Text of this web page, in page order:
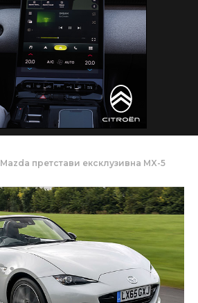
Mazda претстави ексклузивна MX-5